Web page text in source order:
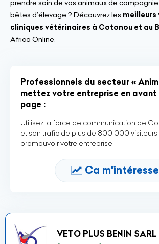
prendre soin de vos animaux de
bêtes d’élevage ? Découvrez les
cliniques vétérinaires à Cotonou et au
Africa Online.
Professionnels du secteur «
mettez votre entreprise en
page :
Utilisez la force de communication de
et son trafic de plus de 800 000
promouvoir votre entreprise
Ca m'intéresse
VETO PLUS BENIN SARL